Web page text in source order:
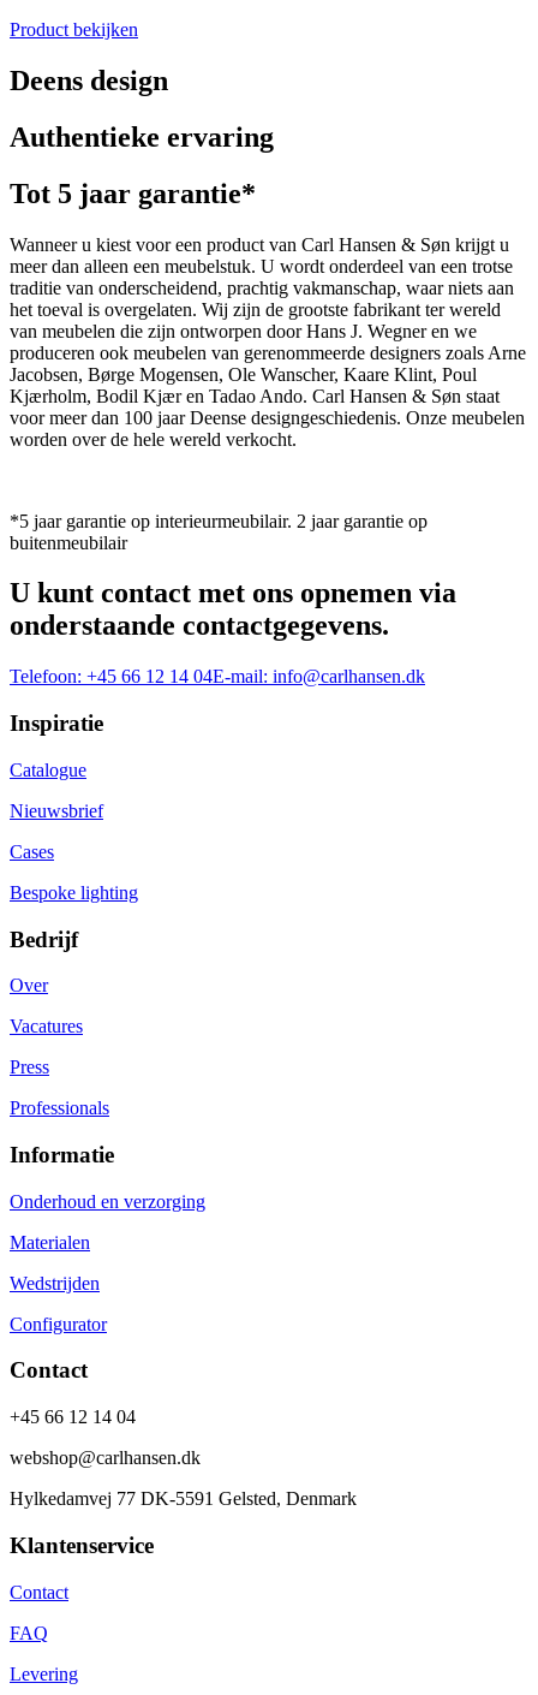
Product bekijken
Deens design
Authentieke ervaring
Tot 5 jaar garantie*
Wanneer u kiest voor een product van Carl Hansen & Søn krijgt u
meer dan alleen een meubelstuk. U wordt onderdeel van een trotse
traditie van onderscheidend, prachtig vakmanschap, waar niets aan
het toeval is overgelaten. Wij zijn de grootste fabrikant ter wereld
van meubelen die zijn ontworpen door Hans J. Wegner en we
produceren ook meubelen van gerenommeerde designers zoals Arne
Jacobsen, Børge Mogensen, Ole Wanscher, Kaare Klint, Poul
Kjærholm, Bodil Kjær en Tadao Ando. Carl Hansen & Søn staat
voor meer dan 100 jaar Deense designgeschiedenis. Onze meubelen
worden over de hele wereld verkocht.
*5 jaar garantie op interieurmeubilair. 2 jaar garantie op
buitenmeubilair
U kunt contact met ons opnemen via
onderstaande contactgegevens.
Telefoon: +45 66 12 14 04E-mail: info@carlhansen.dk
Inspiratie
Catalogue
Nieuwsbrief
Cases
Bespoke lighting
Bedrijf
Over
Vacatures
Press
Professionals
Informatie
Onderhoud en verzorging
Materialen
Wedstrijden
Configurator
Contact
+45 66 12 14 04
webshop@carlhansen.dk
Hylkedamvej 77 DK-5591 Gelsted, Denmark
Klantenservice
Contact
FAQ
Levering